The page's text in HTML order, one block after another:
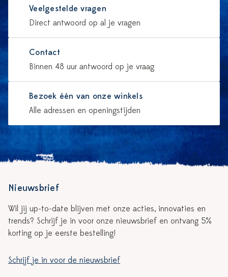
Veelgestelde vragen
Direct antwoord op al je vragen
Contact
Binnen 48 uur antwoord op je vraag
Bezoek één van onze winkels
Alle adressen en openingstijden
Nieuwsbrief
Wil jij up-to-date blijven met onze acties, innovaties en
trends? Schrijf je in voor onze nieuwsbrief en ontvang 5%
korting op je eerste bestelling!
Schrijf je in voor de nieuwsbrief